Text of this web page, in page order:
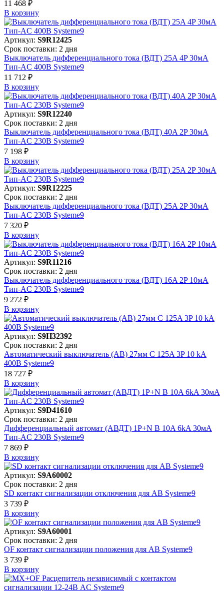
11 468 ₽
В корзинy
Артикул: S9R12425
Срок поставки: 2 дня
Выключатель дифференциального тока (ВДТ) 25A 4P 30мА
Тип-AC 400В Systeme9
11 712 ₽
В корзинy
Артикул: S9R12240
Срок поставки: 2 дня
Выключатель дифференциального тока (ВДТ) 40A 2P 30мА
Тип-AC 230В Systeme9
7 198 ₽
В корзинy
Артикул: S9R12225
Срок поставки: 2 дня
Выключатель дифференциального тока (ВДТ) 25A 2P 30мА
Тип-AC 230В Systeme9
7 320 ₽
В корзинy
Артикул: S9R11216
Срок поставки: 2 дня
Выключатель дифференциального тока (ВДТ) 16A 2P 10мА
Тип-AC 230В Systeme9
9 272 ₽
В корзинy
Артикул: S9H32392
Срок поставки: 2 дня
Автоматический выключатель (АВ) 27мм C 125A 3P 10 kA
400В Systeme9
18 727 ₽
В корзинy
Артикул: S9D41610
Срок поставки: 2 дня
Дифференциальный автомат (АВДТ) 1P+N B 10A 6kA 30мА
Тип-AC 230В Systeme9
7 869 ₽
В корзинy
Артикул: S9A60002
Срок поставки: 2 дня
SD контакт сигнализации отключения для АВ Systeme9
3 739 ₽
В корзинy
Артикул: S9A60001
Срок поставки: 2 дня
OF контакт сигнализации положения для АВ Systeme9
3 739 ₽
В корзинy